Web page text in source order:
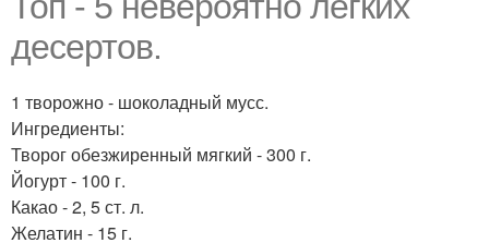
десертов.
1 творожно - шоколадный мусс.
Ингредиенты:
Творог обезжиренный мягкий - 300 г.
Йогурт - 100 г.
Какао - 2, 5 ст. л.
Желатин - 15 г.